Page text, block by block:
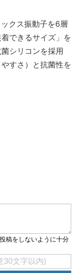
クス振動子を6層
できるサイズ」を
シリコンを採用
すさ）と抗菌性を